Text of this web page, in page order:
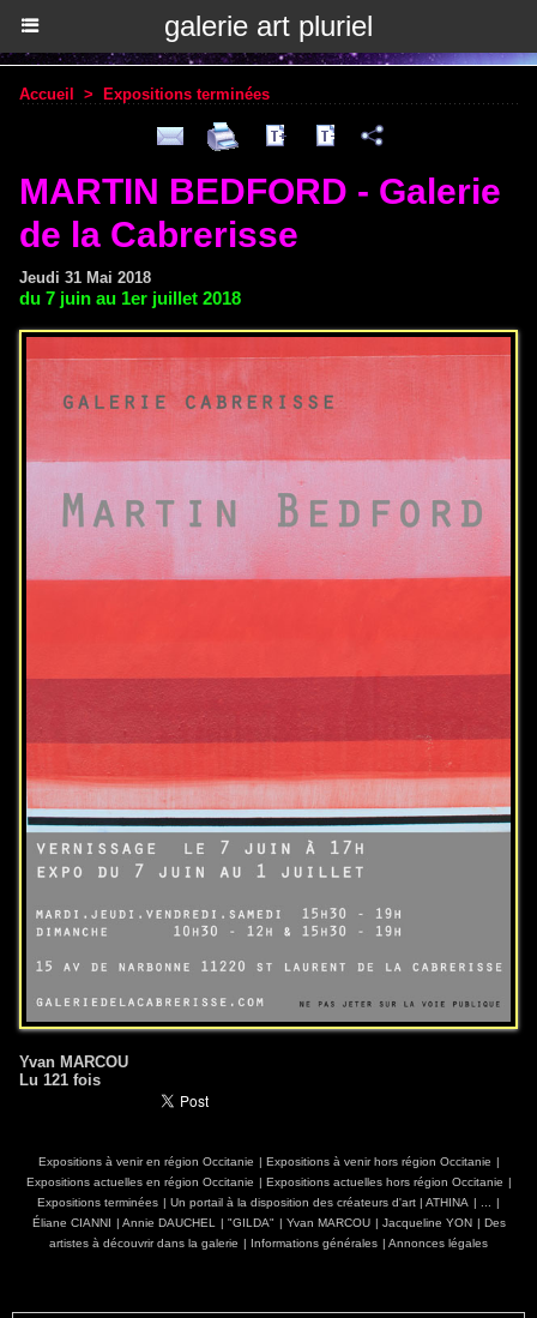
galerie art pluriel
Accueil > Expositions terminées
MARTIN BEDFORD - Galerie
de la Cabrerisse
Jeudi 31 Mai 2018
du 7 juin au 1er juillet 2018
Yvan MARCOU
Lu 121 fois
Expositions à venir en région Occitanie | Expositions à venir hors région Occitanie |
Expositions actuelles en région Occitanie | Expositions actuelles hors région Occitanie |
Expositions terminées | Un portail à la disposition des créateurs d'art | ATHINA |
|
Éliane CIANNI | Annie DAUCHEL | "GILDA" | Yvan MARCOU | Jacqueline YON | Des
artistes à découvrir dans la galerie | Informations générales | Annonces légales